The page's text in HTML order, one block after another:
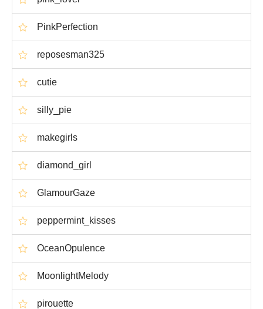
PinkPerfection
reposesman325
cutie
silly_pie
makegirls
diamond_girl
GlamourGaze
peppermint_kisses
OceanOpulence
MoonlightMelody
pirouette